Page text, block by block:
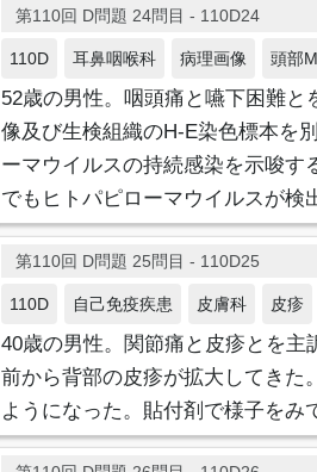
第110回 D問題 24問目 - 110D24
110D 耳鼻咽喉科 病理画像 頭部
52歳の男性。咽頭痛と嚥下困難
像及び生検組織のH-E染色標本を
ーマウイルスの持続感染を示唆す
でもヒトパピローマウイルスが検
第110回 D問題 25問目 - 110D25
110D 自己免疫疾患 皮膚科 皮疹
40歳の男性。関節痛と皮疹とを
前から背部の皮疹が拡大してきた
ようになった。貼付剤で様子をみ